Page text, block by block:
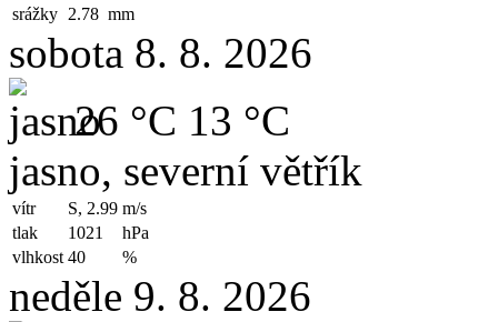
srážky 2.78 mm
sobota 8. 8. 2026
26 °C 13 °C
jasno, severní větřík
vítr S, 2.99 m/s
tlak
1021
hPa
vlhkost 40 %
neděle 9. 8. 2026